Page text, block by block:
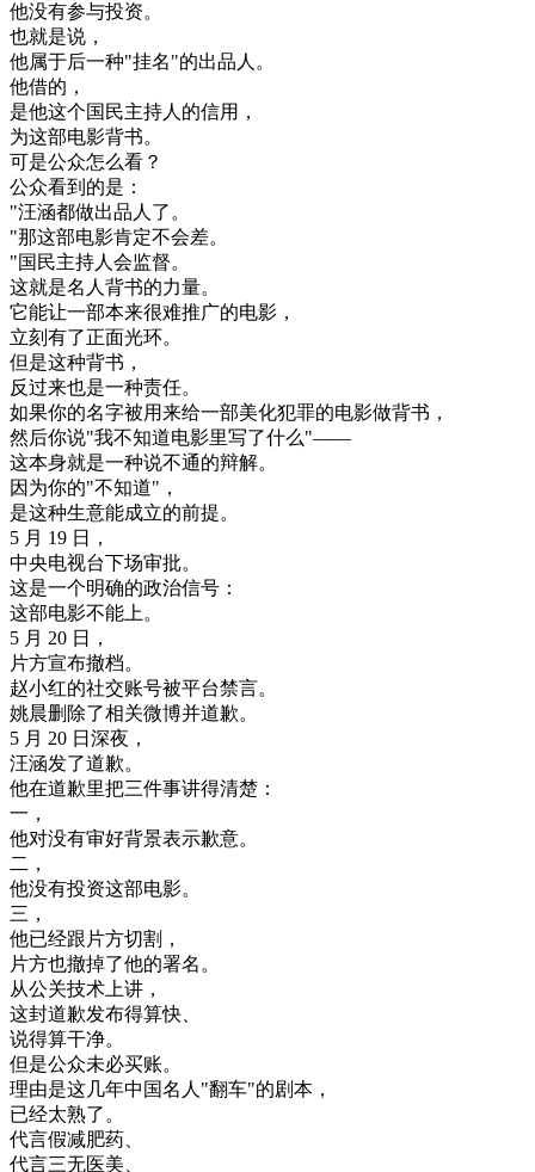
他没有参与投资。
也就是说 ，
他属于后一种"挂名"的出品人。
他借的 ，
是他这个国民主持人的信用 ，
为这部电影背书。
可是公众怎么看 ？
公众看到 的是 ：
"汪涵都做出品人了。
"那这部电影肯定不会差。
"国民主持人会监督。
这就是名人背书的力量。
它能让一部本来很难推广的电影 ，
立刻 有了正面光环。
但是这种背书 ，
反过来也是一种责任。
如果你的名字被用来给一部美化犯罪的电影做背书 ，
然后你说"我不知道电影里写了什么"——
这本身就是一种说不通的辩解。
因为你的"不知道" ，
是这种生意能成立的前提。
5 月 19 日
，
中央电视台下场审批。
这是一个明确的政治信号 ：
这部电影不能上。
5 月 20 日
，
片方宣布撤档。
赵小红的社交账号被平台禁言。
姚晨删除了相关微博并道歉。
5 月 20 日 深夜 ，
汪涵发了道歉。
他在道歉里把三件事讲得清楚 ：
一 ，
他对没有审好背景表示歉意。
二 ，
他没有投资这部电影。
三 ，
他已经跟片方切割 ，
片方也撤掉了他的署名。
从公关技术上讲 ，
这封道歉发布得算快、
说得算干净。
但是公众未必买账。
理由是这几年中国名人"翻车"的剧本 ，
已经太熟了。
代言假减肥药、
代言三无医美、